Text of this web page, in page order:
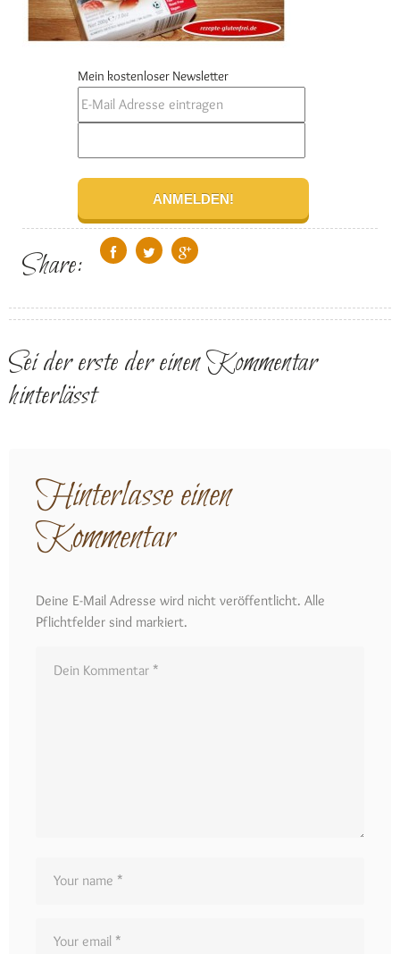
Mein kostenloser Newsletter
Share:
Sei der erste der einen Kommentar
hinterlässt
Hinterlasse einen
Kommentar
Deine E-Mail Adresse wird nicht veröffentlicht. Alle
Pflichtfelder sind markiert.